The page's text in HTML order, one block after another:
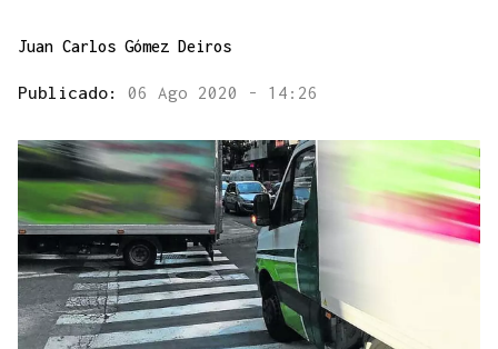
Juan Carlos Gómez Deiros
Publicado: 06 Ago 2020 - 14:26